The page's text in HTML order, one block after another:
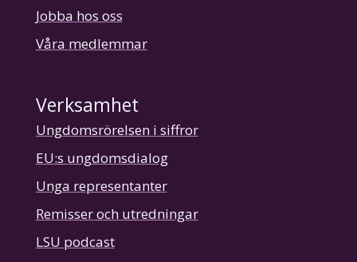
Jobba hos oss
Våra medlemmar
Verksamhet
Ungdomsrörelsen i siffror
EU:s ungdomsdialog
Unga representanter
Remisser och utredningar
LSU podcast